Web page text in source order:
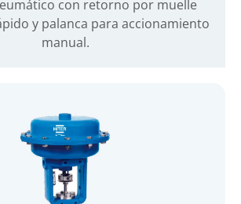
con retorno por muelle
y palanca para accionamiento
manual.